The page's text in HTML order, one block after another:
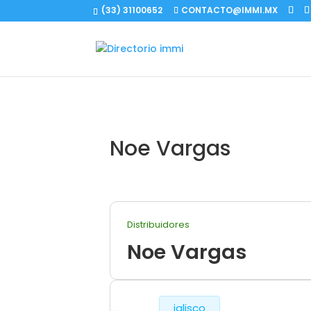
(33) 31100652 CONTACTO@IMMI.MX
Noe Vargas
Distribuidores
Noe Vargas
jalisco